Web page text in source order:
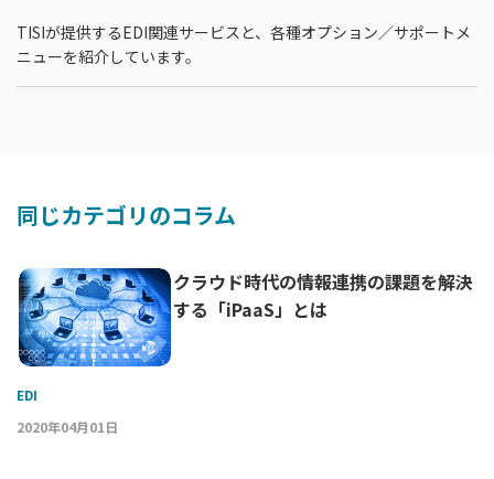
TISIが提供するEDI関連サービスと、各種オプション／サポートメ
ニューを紹介しています。
同じカテゴリのコラム
クラウド時代の情報連携の課題を解決
する「iPaaS」とは
EDI
2020年04月01日